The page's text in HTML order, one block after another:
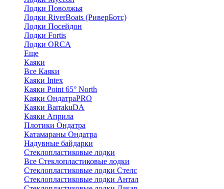
Лодки Поволжья
Лодки RiverBoats (РиверБотс)
Лодки Посейдон
Лодки Fortis
Лодки ORCA
Еще
Каяки
Все Каяки
Каяки Intex
Каяки Point 65° North
Каяки ОндатраPRO
Каяки BarrakuDA
Каяки Априла
Плотики Ондатра
Катамараны Ондатра
Надувные байдарки
Стеклопластиковые лодки
Все Стеклопластиковые лодки
Стеклопластиковые лодки Стелс
Стеклопластиковые лодки Антал